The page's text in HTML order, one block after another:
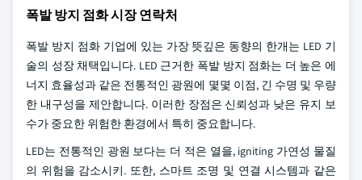
폭발 방지 점화 시장 연락처
폭발 방지 점화 기업에 있는 가장 뜻깊은 동향의 한개는 LED 기
술의 성장 채택입니다. LED 근거한 폭발 방지 점화는 더 높은 에
너지 효율성과 같은 전통적인 광원에 몇몇 이점, 긴 수명 및 우량
한 내구성을 제안합니다. 이러한 장점은 신뢰성과 낮은 유지 보
수가 중요한 위험한 환경에서 특히 중요합니다.
LED는 전통적인 광원 보다는 더 적은 열을, igniting 가연성 물질
의 위험을 감소시키. 또한, 스마트 조명 및 연결 시스템과 같은